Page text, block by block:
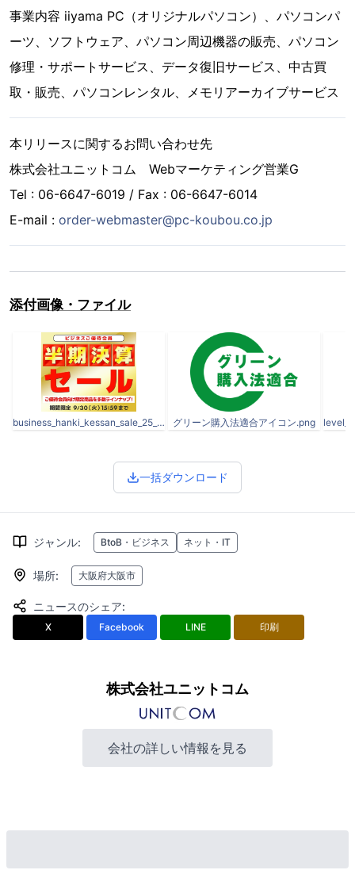
事業内容 iiyama PC（オリジナルパソコン）、パソコンパ
ーツ、ソフトウェア、パソコン周辺機器の販売、パソコン
修理・サポートサービス、データ復旧サービス、中古買
取・販売、パソコンレンタル、メモリアーカイブサービス
本リリースに関するお問い合わせ先
株式会社ユニットコム Webマーケティング営業G
Tel : 06-6647-6019 / Fax : 06-6647-6014
E-mail : order-webmaster@pc-koubou.co.jp
添付画像・ファイル
business_hanki_kessan_sale_25_720.jpg グリーン購入法適合アイコン.png
一括ダウンロード
ジャンル: BtoB・ビジネス ネット・IT
場所: 大阪府大阪市
ニュースのシェア:
X Facebook LINE 印刷
株式会社ユニットコム
会社の詳しい情報を見る